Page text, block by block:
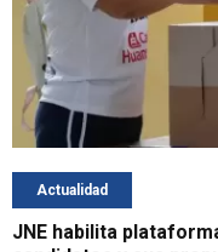
Actualidad
JNE habilita